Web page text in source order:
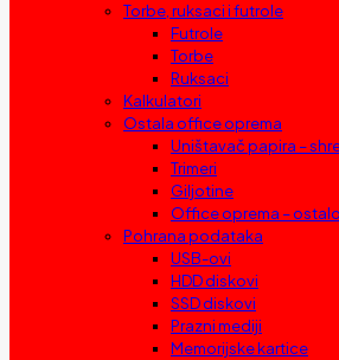
Torbe, ruksaci i futrole
Futrole
Torbe
Ruksaci
Kalkulatori
Ostala office oprema
Uništavač papira –
Trimeri
Giljotine
Office oprema – ostalo
Pohrana podataka
USB-ovi
HDD diskovi
SSD diskovi
Prazni mediji
Memorijske kartice